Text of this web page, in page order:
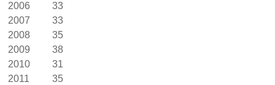
2006
33
2007
33
2008
35
2009
38
2010
31
2011
35